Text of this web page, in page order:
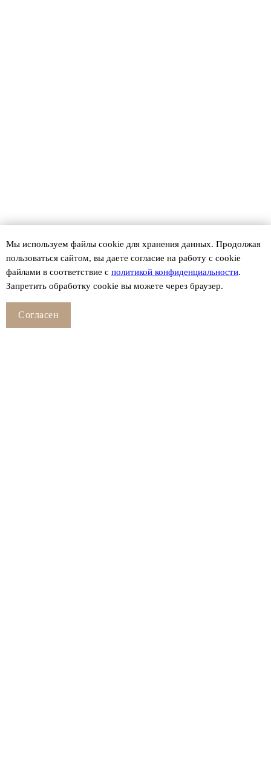
Мы используем файлы сookie для хранения данных. Продолжая
пользоваться сайтом, вы даете согласие на работу с cookie
файлами в соответствие с политикой конфиденциальности.
Запретить обработку cookie вы можете через браузер.
Согласен